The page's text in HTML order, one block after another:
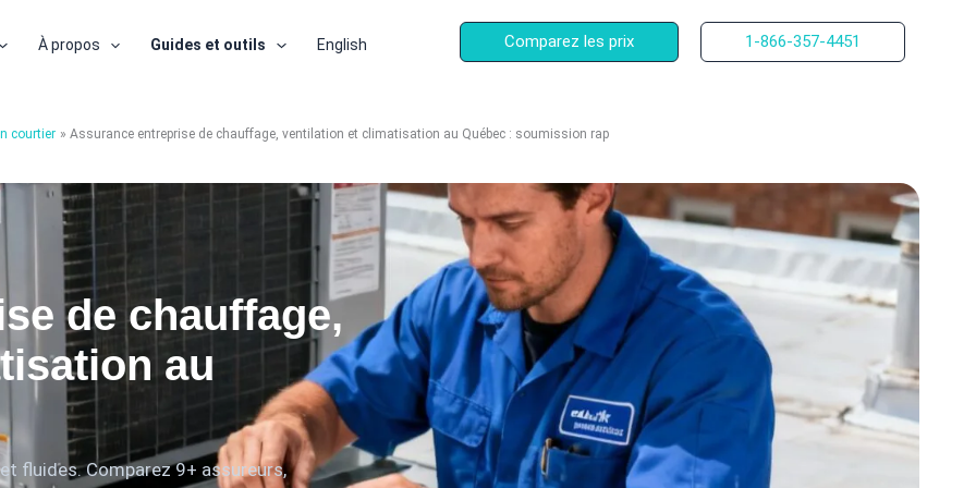
À propos Guides et outils English Comparez les prix 1-866-357-4451
courtier Assurance entreprise de chauffage, ventilation et climatisation au Québec : soumission rap
de chauffage,
au
fluides. Comparez 9+ assureurs,